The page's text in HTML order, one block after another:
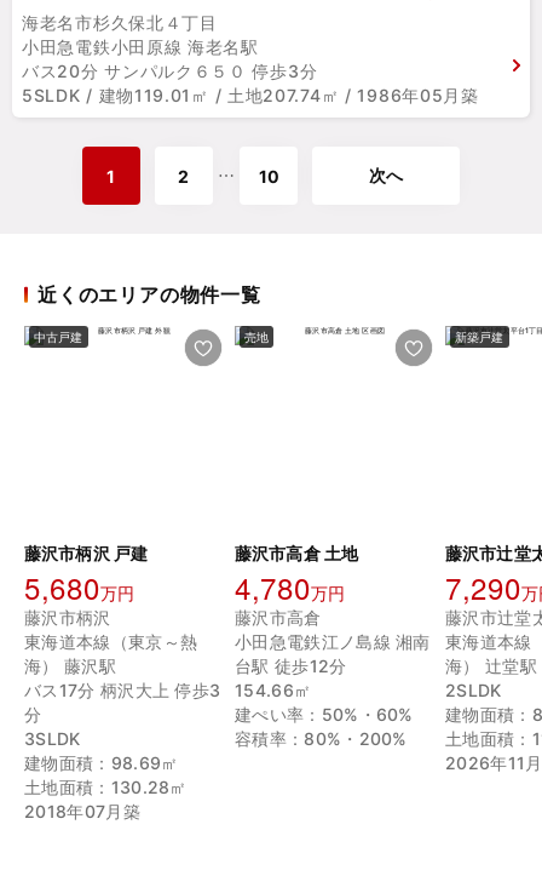
海老名市杉久保北４丁目
小田急電鉄小田原線 海老名駅
バス20分 サンパルク６５０ 停歩3分
5SLDK / 建物119.01㎡ / 土地207.74㎡ / 1986年05月築
1 2 ⋯ 10 次へ
近くのエリアの物件一覧
中古戸建
藤沢市柄沢 戸建
5,680万円
藤沢市柄沢
東海道本線（東京～熱
海） 藤沢駅
バス17分 柄沢大上 停歩3
分
3SLDK
建物面積：98.69㎡
土地面積：130.28㎡
2018年07月築
売地
藤沢市高倉 土地
4,780万円
藤沢市高倉
小田急電鉄江ノ島線 湘南
台駅 徒歩12分
154.66㎡
建ぺい率：50%・60%
容積率：80%・200%
新築戸建
7,290万
藤沢市辻堂
東海道本線
海） 辻堂
2SLDK
建物面積：
土地面積：
2026年11